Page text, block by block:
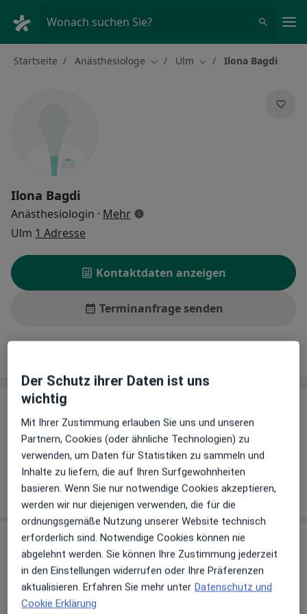
Wonach suchen Sie?
Startseite Anästhesiologe Stadt ändern
Ulm Stadt ändern
Ilona Bagdi
Ilona Bagdi
Anästhesiologin · Mehrüber Spezialisierungen
Ulm 1 Adresse
Kontaktdaten anzeigen
Terminanfrage senden
Keine Informationen über Leistungen und Kosten
Auf diesem Profil wurden noch keine Informationen
über Leistungen hinzugefügt.
Sind Sie Ilona Bagdi? Arzt-Info
Hinterlegen Sie kostenlos ein Portraitbild, Ihre
Der Schutz ihrer Daten ist uns
wichtig
Mit Ihrer Zustimmung erlauben Sie uns und unseren
Partnern, Cookies (oder ähnliche Technologien) zu
verwenden, um Daten für Statistiken zu sammeln und
Inhalte zu liefern, die auf Ihren Surfgewohnheiten
basieren. Wenn Sie nur notwendige Cookies akzeptieren,
werden wir nur diejenigen verwenden, die für die
ordnungsgemäße Nutzung unserer Website technisch
erforderlich sind. Notwendige Cookies können nie
abgelehnt werden. Sie können Ihre Zustimmung jederzeit
in den Einstellungen widerrufen oder Ihre Präferenzen
aktualisieren. Erfahren Sie mehr unter Datenschutz und
Cookie Erklärung